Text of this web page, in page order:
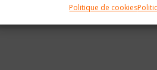
Politique de cookies